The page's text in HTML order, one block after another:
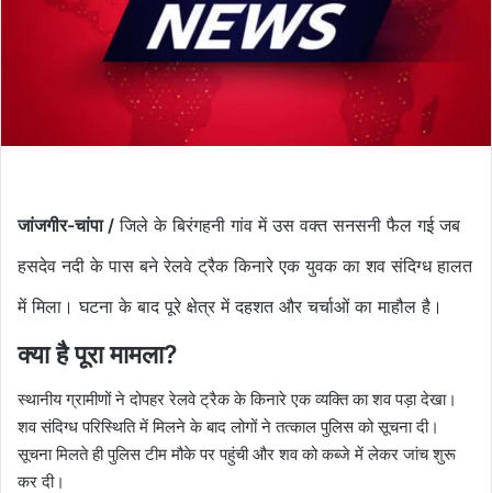
जांजगीर-चांपा / जिले के बिरंगहनी गांव में उस वक्त सनसनी फैल गई जब
हसदेव नदी के पास बने रेलवे ट्रैक किनारे एक युवक का शव संदिग्ध हालत
में मिला। घटना के बाद पूरे क्षेत्र में दहशत और चर्चाओं का माहौल है।
क्या है पूरा मामला?
स्थानीय ग्रामीणों ने दोपहर रेलवे ट्रैक के किनारे एक व्यक्ति का शव पड़ा देखा।
शव संदिग्ध परिस्थिति में मिलने के बाद लोगों ने तत्काल पुलिस को सूचना दी।
सूचना मिलते ही पुलिस टीम मौके पर पहुंची और शव को कब्जे में लेकर जांच शुरू
कर दी।